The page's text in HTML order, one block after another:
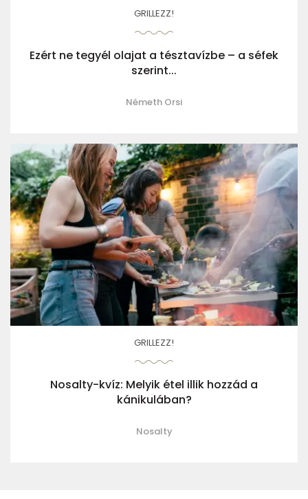
GRILLEZZ!
Ezért ne tegyél olajat a tésztavízbe – a séfek
szerint...
Németh Orsi
GRILLEZZ!
Nosalty-kvíz: Melyik étel illik hozzád a
kánikulában?
Nosalty